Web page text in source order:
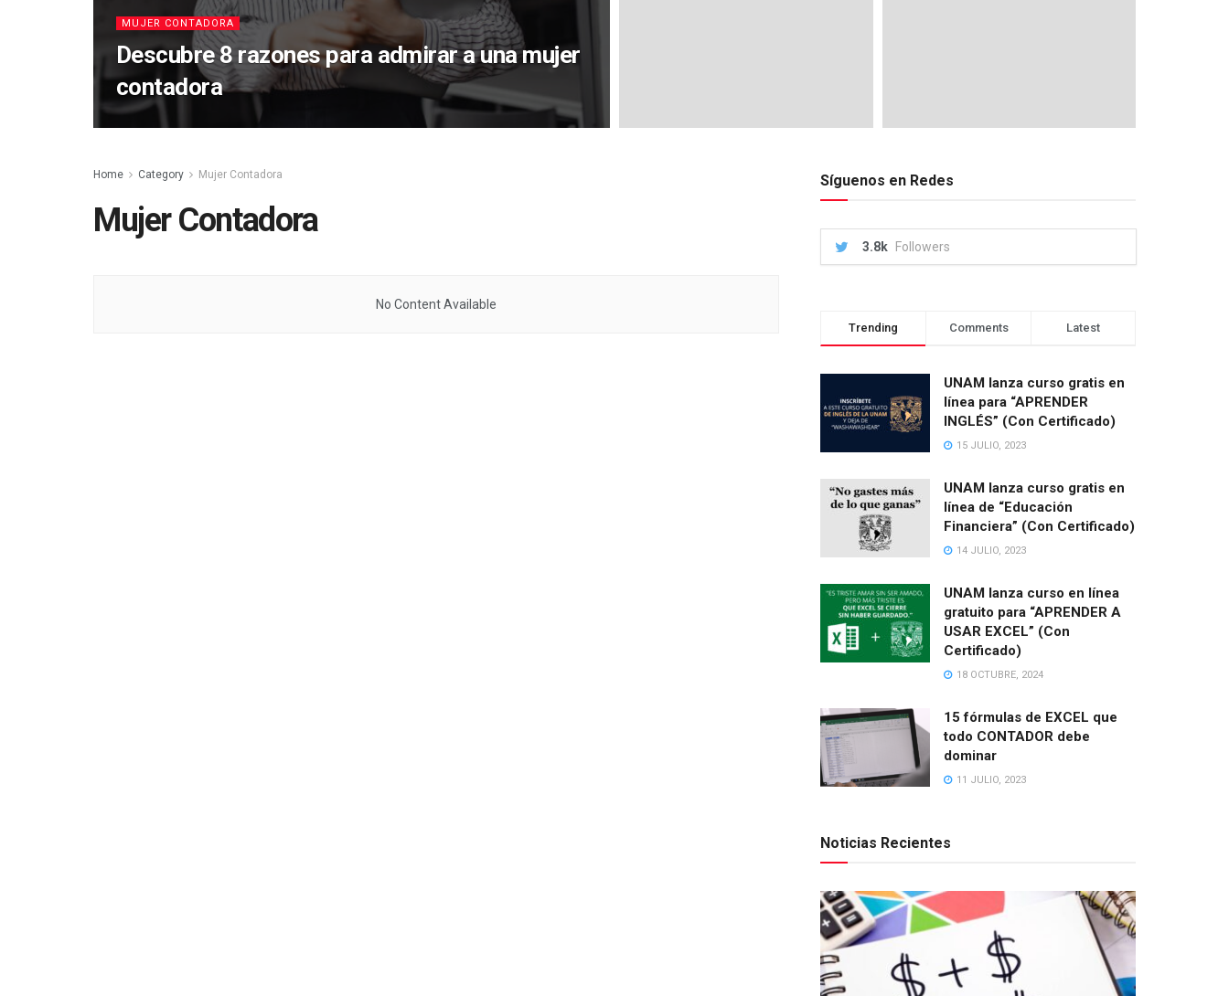
MUJER CONTADORA
Descubre 8 razones para admirar a una mujer
contadora
Home Category Mujer Contadora
Mujer Contadora
No Content Available
Síguenos en Redes
3.8k Followers
Trending Comments Latest
UNAM lanza curso gratis en
línea para “APRENDER
INGLÉS” (Con Certificado)
15 JULIO, 2023
UNAM lanza curso gratis en
línea de “Educación
Financiera” (Con Certificado)
14 JULIO, 2023
UNAM lanza curso en línea
gratuito para “APRENDER A
USAR EXCEL” (Con
Certificado)
18 OCTUBRE, 2024
15 fórmulas de EXCEL que
todo CONTADOR debe
dominar
11 JULIO, 2023
Noticias Recientes